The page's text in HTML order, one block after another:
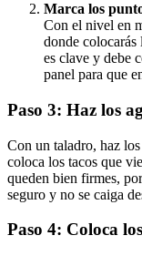
Marca los
Con el nivel en
donde colocarás
es clave y debe
panel para que
Paso 3: Haz los
Con un taladro, haz
coloca los tacos que
queden bien firmes,
seguro y no se caiga
Paso 4: Coloca